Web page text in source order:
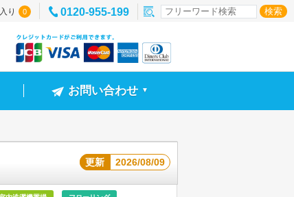
り 0 0120-955-199
お問い合わせ ▼
更新 2026/08/09